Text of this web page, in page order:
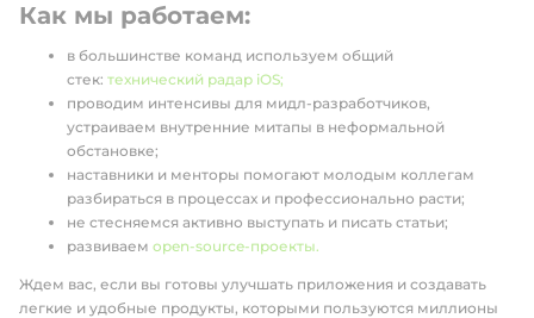
Как мы работаем:
в большинстве команд используем общий
стек: технический радар iOS;
проводим интенсивы для мидл-разработчиков,
устраиваем внутренние митапы в неформальной
обстановке;
наставники и менторы помогают молодым коллегам
разбираться в процессах и профессионально расти;
не стесняемся активно выступать и писать статьи;
развиваем open-source-проекты.
Ждем вас, если вы готовы улучшать приложения и создавать
легкие и удобные продукты, которыми пользуются миллионы